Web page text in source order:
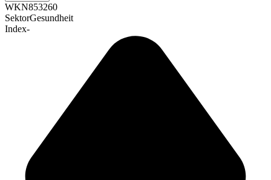
WKN853260
SektorGesundheit
Index-